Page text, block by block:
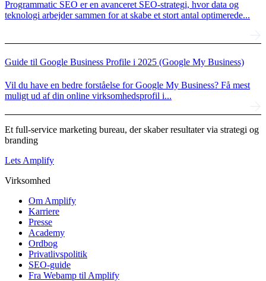
Programmatic SEO er en avanceret SEO-strategi, hvor data og
teknologi arbejder sammen for at skabe et stort antal optimerede...
Guide til Google Business Profile i 2025 (Google My Business)
Vil du have en bedre forståelse for Google My Business? Få mest
muligt ud af din online virksomhedsprofil i...
Et full-service marketing bureau, der skaber resultater via strategi og
branding
Lets Amplify
Virksomhed
Om Amplify
Karriere
Presse
Academy
Ordbog
Privatlivspolitik
SEO-guide
Fra Webamp til Amplify